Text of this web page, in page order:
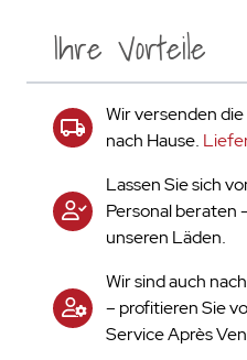
Ihre Vorteile
Wir versenden
nach Hause.
Lassen Sie sich
Personal beraten
unseren Läden.
Wir sind auch
– profitieren Sie
Service Après